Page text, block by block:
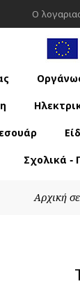
Ο
Σχολικά -
Αρχική